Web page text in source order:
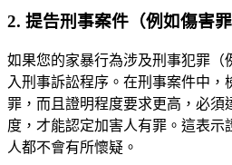
2. 提告刑事案件（例如傷害罪
如果您的家暴行為涉及刑事犯罪（
入刑事訴訟程序。在刑事案件中，
罪，而且證明程度要求更高，必須
度，才能認定加害人有罪。這表示
人都不會有所懷疑。